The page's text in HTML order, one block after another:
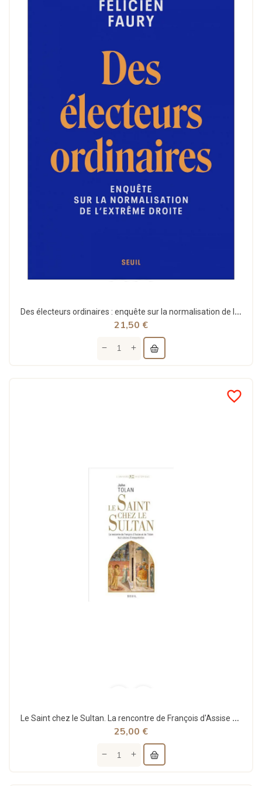
Des électeurs ordinaires : enquête sur la normalisation de l'extrême droite - Félicien Faury
21,50 €
favorite_border
Le Saint chez le Sultan. La rencontre de François d'Assise et de l'Islam. Huit siècles...
25,00 €